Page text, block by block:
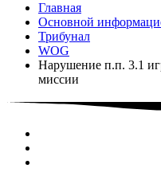
Главная
Основной
Трибунал
WOG
Нарушение п.п. 3.1
миссии